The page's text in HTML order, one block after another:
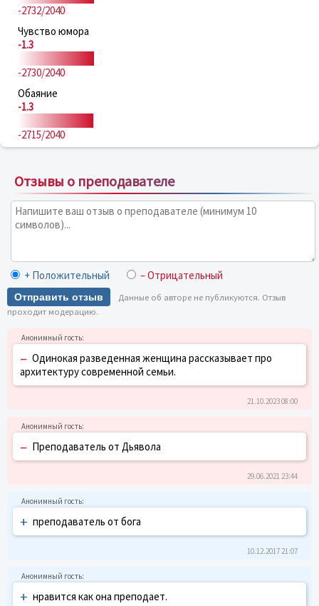
-2732/2040
Чувство юмора
-1.3
-2730/2040
Обаяние
-1.3
-2715/2040
Отзывы о преподавателе
+ Положительный – Отрицательный
Отправить отзыв
Данные об авторе не публикуются. Отзыв
проходит модерацию.
– Одинокая разведенная женщина рассказывает про
архитектуру современной семьи.
21.10.2023 08:00
– Преподаватель от Дьявола
29.06.2021 23:44
+ преподаватель от бога
10.12.2017 21:07
+ нравится как она преподает.